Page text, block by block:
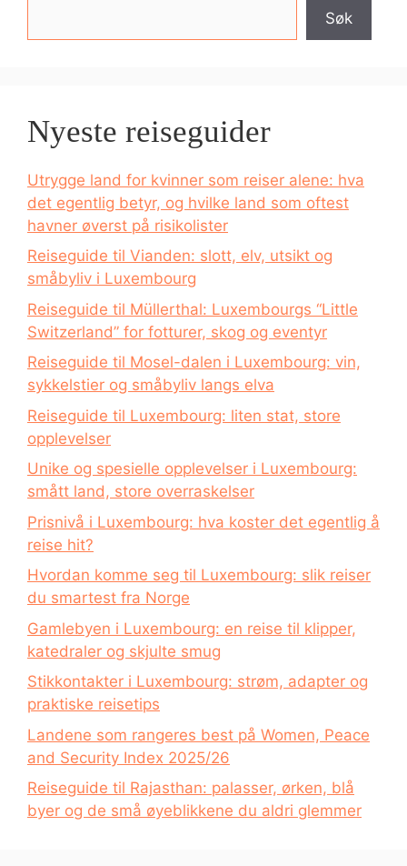
Søk
Nyeste reiseguider
Utrygge land for kvinner som reiser alene: hva
det egentlig betyr, og hvilke land som oftest
havner øverst på risikolister
Reiseguide til Vianden: slott, elv, utsikt og
småbyliv i Luxembourg
Reiseguide til Müllerthal: Luxembourgs “Little
Switzerland” for fotturer, skog og eventyr
Reiseguide til Mosel-dalen i Luxembourg: vin,
sykkelstier og småbyliv langs elva
Reiseguide til Luxembourg: liten stat, store
opplevelser
Unike og spesielle opplevelser i Luxembourg:
smått land, store overraskelser
Prisnivå i Luxembourg: hva koster det egentlig å
reise hit?
Hvordan komme seg til Luxembourg: slik reiser
du smartest fra Norge
Gamlebyen i Luxembourg: en reise til klipper,
katedraler og skjulte smug
Stikkontakter i Luxembourg: strøm, adapter og
praktiske reisetips
Landene som rangeres best på Women, Peace
and Security Index 2025/26
Reiseguide til Rajasthan: palasser, ørken, blå
byer og de små øyeblikkene du aldri glemmer